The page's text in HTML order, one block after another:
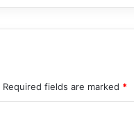
Required fields are marked *